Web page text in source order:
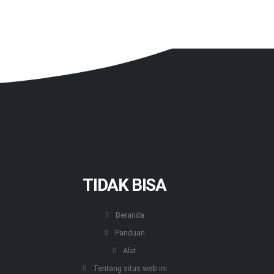
TIDAK BISA
Beranda
Panduan
Alat
Tentang situs web ini